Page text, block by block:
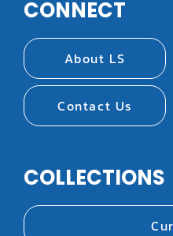
CONNECT
About LS
Contact Us
COLLECTIONS